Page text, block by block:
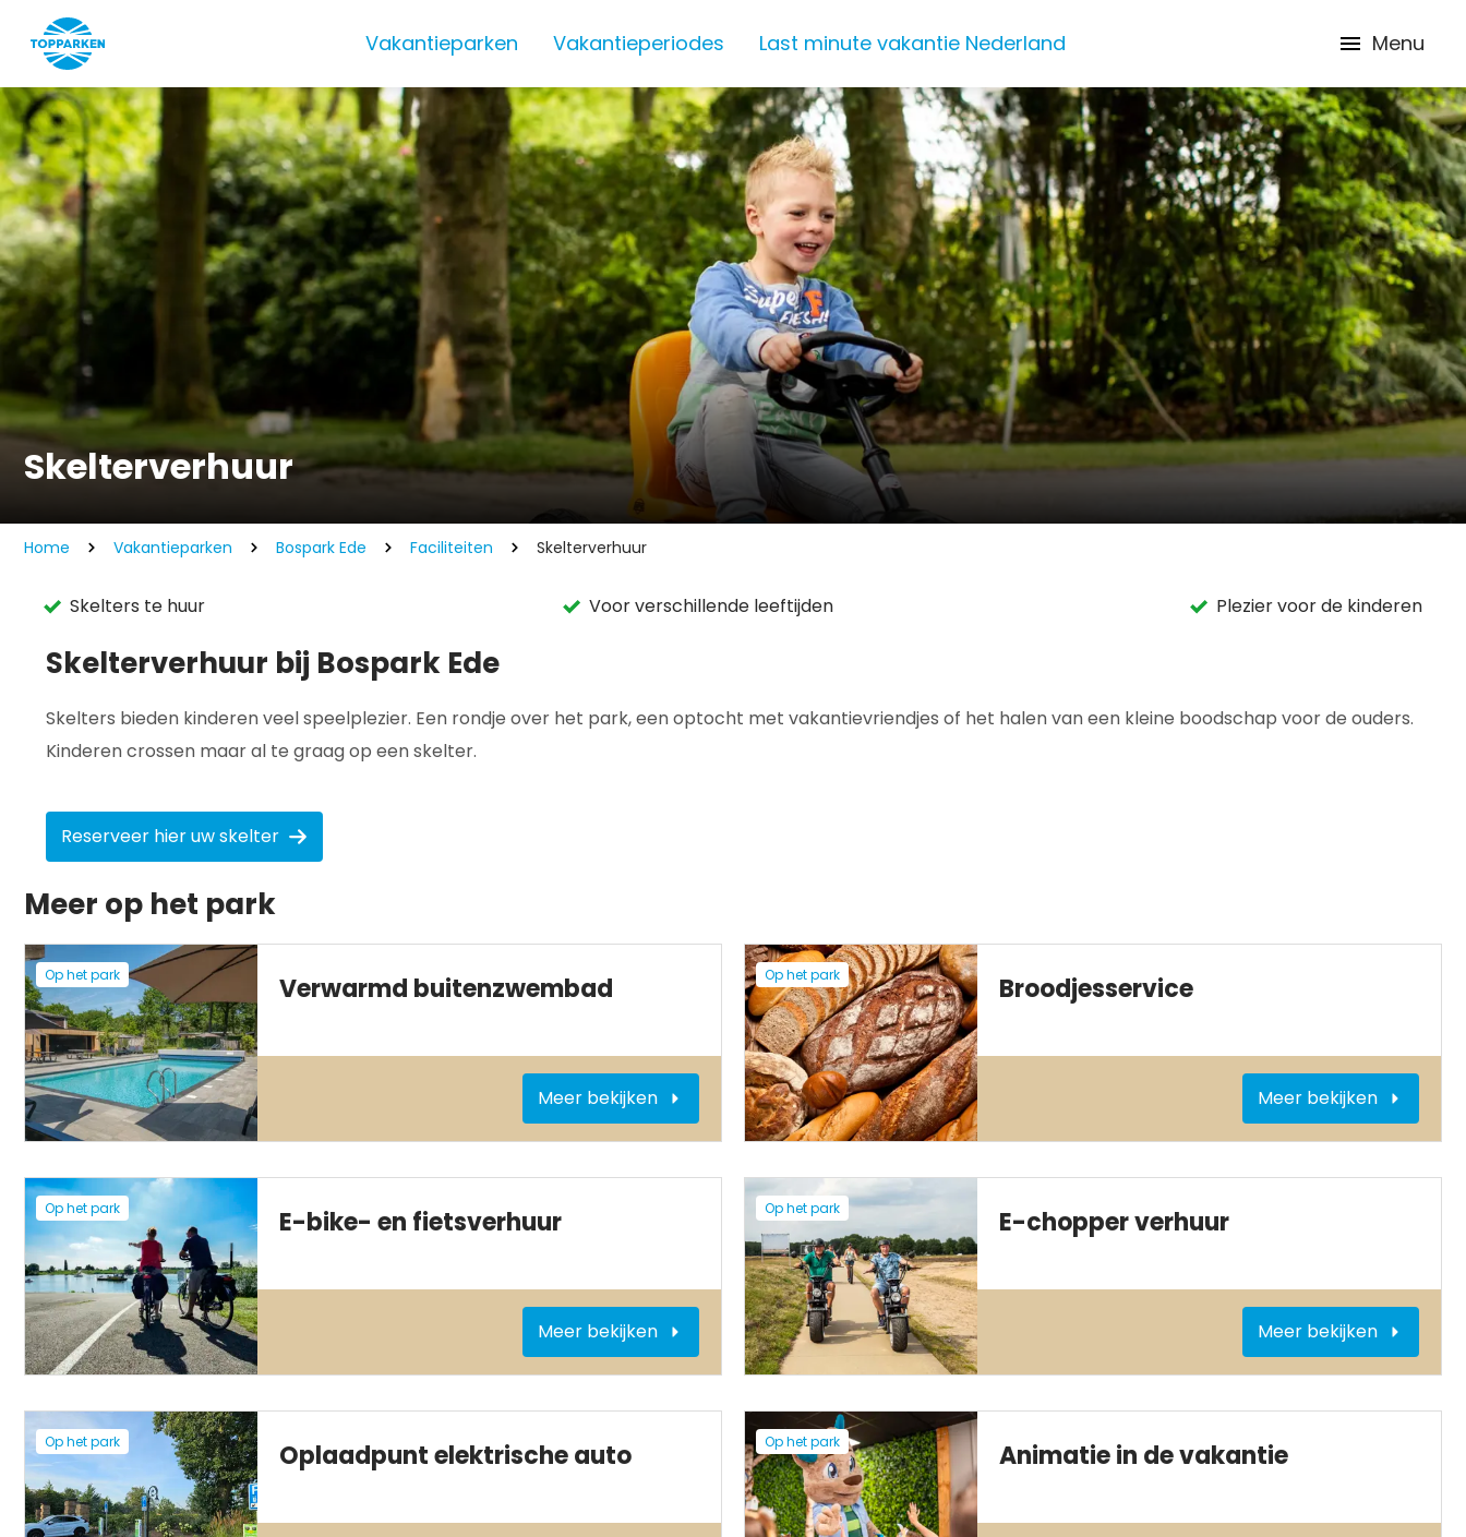
Vakantieparken Vakantieperiodes Last minute vakantie Nederland Menu
Skelterverhuur
Home Vakantieparken Bospark Ede Faciliteiten Skelterverhuur
Skelters te huur Voor verschillende leeftijden Plezier voor de kinderen
Skelterverhuur bij Bospark Ede
Skelters bieden kinderen veel speelplezier. Een rondje over het park, een optocht met vakantievriendjes of het halen van een kleine boodschap voor de ouders.
Kinderen crossen maar al te graag op een skelter.
Reserveer hier uw skelter
Meer op het park
Op het park Verwarmd buitenzwembad
Meer bekijken
Op het park Broodjesservice
Meer bekijken
Op het park E-bike- en fietsverhuur
Meer bekijken
Op het park E-chopper verhuur
Meer bekijken
Op het park Oplaadpunt elektrische auto Op het park Animatie in de vakantie